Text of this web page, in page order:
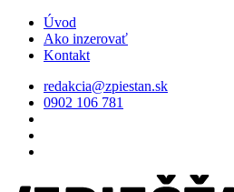
Úvod
Ako inzerovať
Kontakt
redakcia@zpiestan.sk
0902 106 781